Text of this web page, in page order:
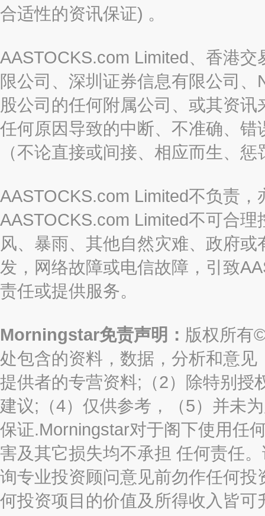
合适性的资讯保证) 。
AASTOCKS.com Limited、香港
限公司、深圳证券信息有限公司
股公司的任何附属公司、或其资
任何原因导致的中断、不准确、
（不论直接或间接、相应而生、
AASTOCKS.com Limited不负责
AASTOCKS.com Limited不可合
风、暴雨、其他自然灾难、政府
发，网络故障或电信故障，引致
责任或提供服务。
Morningstar免责声明： 版权所有
处包含的资料，数据，分析和意见
提供者的专营资料;（2）除特别授
建议;（4）仅供参考，（5）并未
保证.Morningstar对于阁下使用任
害及其它损失均不承担 任何责任
询专业投资顾问意见前勿作任何
何投资项目的价值及所得收入皆可